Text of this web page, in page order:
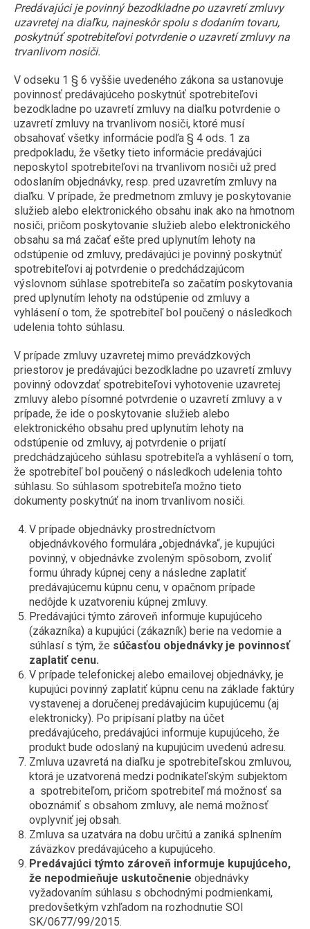
Predávajúci je povinný bezodkladne po uzavretí zmluvy
uzavretej na diaľku, najneskôr spolu s dodaním tovaru,
poskytnúť spotrebiteľovi potvrdenie o uzavretí zmluvy na
trvanlivom nosiči.
V odseku 1 § 6 vyššie uvedeného zákona sa ustanovuje
povinnosť predávajúceho poskytnúť spotrebiteľovi
bezodkladne po uzavretí zmluvy na diaľku potvrdenie o
uzavretí zmluvy na trvanlivom nosiči, ktoré musí
obsahovať všetky informácie podľa § 4 ods. 1 za
predpokladu, že všetky tieto informácie predávajúci
neposkytol spotrebiteľovi na trvanlivom nosiči už pred
odoslaním objednávky, resp. pred uzavretím zmluvy na
diaľku. V prípade, že predmetnom zmluvy je poskytovanie
služieb alebo elektronického obsahu inak ako na hmotnom
nosiči, pričom poskytovanie služieb alebo elektronického
obsahu sa má začať ešte pred uplynutím lehoty na
odstúpenie od zmluvy, predávajúci je povinný poskytnúť
spotrebiteľovi aj potvrdenie o predchádzajúcom
výslovnom súhlase spotrebiteľa so začatím poskytovania
pred uplynutím lehoty na odstúpenie od zmluvy a
vyhlásení o tom, že spotrebiteľ bol poučený o následkoch
udelenia tohto súhlasu.
V prípade zmluvy uzavretej mimo prevádzkových
priestorov je predávajúci bezodkladne po uzavretí zmluvy
povinný odovzdať spotrebiteľovi vyhotovenie uzavretej
zmluvy alebo písomné potvrdenie o uzavretí zmluvy a v
prípade, že ide o poskytovanie služieb alebo
elektronického obsahu pred uplynutím lehoty na
odstúpenie od zmluvy, aj potvrdenie o prijatí
predchádzajúceho súhlasu spotrebiteľa a vyhlásení o tom,
že spotrebiteľ bol poučený o následkoch udelenia tohto
súhlasu. So súhlasom spotrebiteľa možno tieto
dokumenty poskytnúť na inom trvanlivom nosiči.
V prípade objednávky prostredníctvom
objednávkového formulára „objednávka“, je kupujúci
povinný, v objednávke zvoleným spôsobom, zvoliť
formu úhrady kúpnej ceny a následne zaplatiť
predávajúcemu kúpnu cenu, v opačnom prípade
nedôjde k uzatvoreniu kúpnej zmluvy.
Predávajúci týmto zároveň informuje kupujúceho
(zákazníka) a kupujúci (zákazník) berie na vedomie a
súhlasí s tým, že súčasťou objednávky je povinnosť
zaplatiť cenu.
V prípade telefonickej alebo emailovej objednávky, je
kupujúci povinný zaplatiť kúpnu cenu na základe faktúry
vystavenej a doručenej predávajúcim kupujúcemu (aj
elektronicky). Po pripísaní platby na účet
predávajúceho, predávajúci informuje kupujúceho, že
produkt bude odoslaný na kupujúcim uvedenú adresu.
Zmluva uzavretá na diaľku je spotrebiteľskou zmluvou,
ktorá je uzatvorená medzi podnikateľským subjektom
a spotrebiteľom, pričom spotrebiteľ má možnosť sa
oboznámiť s obsahom zmluvy, ale nemá možnosť
ovplyvniť jej obsah.
Zmluva sa uzatvára na dobu určitú a zaniká splnením
záväzkov predávajúceho a kupujúceho.
Predávajúci týmto zároveň informuje kupujúceho,
že nepodmieňuje uskutočnenieobjednávky
vyžadovaním súhlasu s obchodnými podmienkami,
predovšetkým vzhľadom na rozhodnutie SOI
SK/0677/99/2015.